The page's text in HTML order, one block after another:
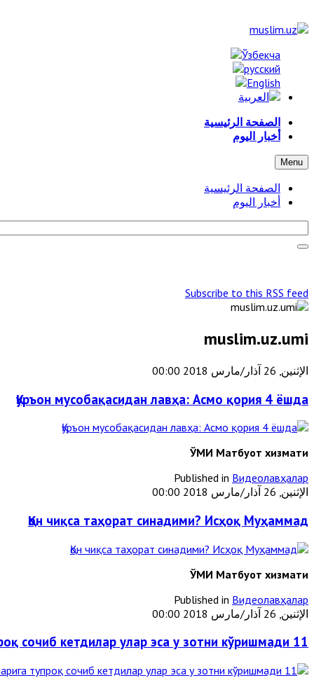
الصفحة الرئيسية
أخبار اليوم
Menu
الصفحة الرئيسية
أخبار اليوم
Subscribe to this RSS feed
muslim.uz.umi
الإثنين, 26 آذار/مارس 2018 00:00
Қуръон мусобақасидан лавҳа: Асмо қория 4 ёшда
ЎМИ Матбуот хизмати
Published in Видеолавҳалар
الإثنين, 26 آذار/مارس 2018 00:00
Қон чиқса таҳорат синадими? Исҳоқ Муҳаммад
ЎМИ Матбуот хизмати
Published in Видеолавҳалар
الإثنين, 26 آذار/مارس 2018 00:00
11 мўъжиза: Расулуллоҳ (с.а.в) уларнинг бошларига тупроқ сочиб кетдилар улар эса у зотни кўришмади